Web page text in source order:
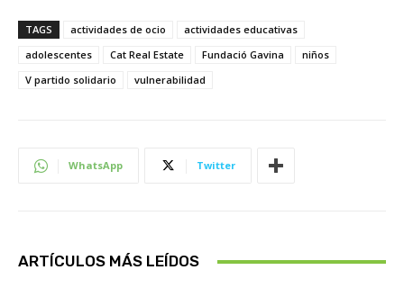
TAGS actividades de ocio
actividades educativas
adolescentes
Cat Real Estate Fundació Gavina
niños
V partido solidario
vulnerabilidad
WhatsApp Twitter
ARTÍCULOS MÁS LEÍDOS